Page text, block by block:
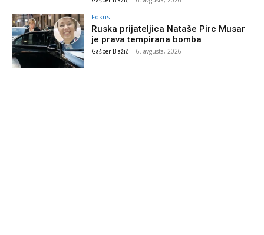
Fokus
Ruska prijateljica Nataše Pirc Musar
je prava tempirana bomba
Gašper Blažič - 6. avgusta, 2026